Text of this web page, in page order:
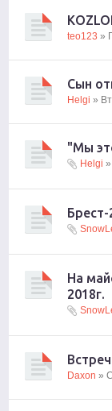
teo123 »
Сын
Helgi »
"Мы
Helgi
Брест-
На
2018г.
Daxon »